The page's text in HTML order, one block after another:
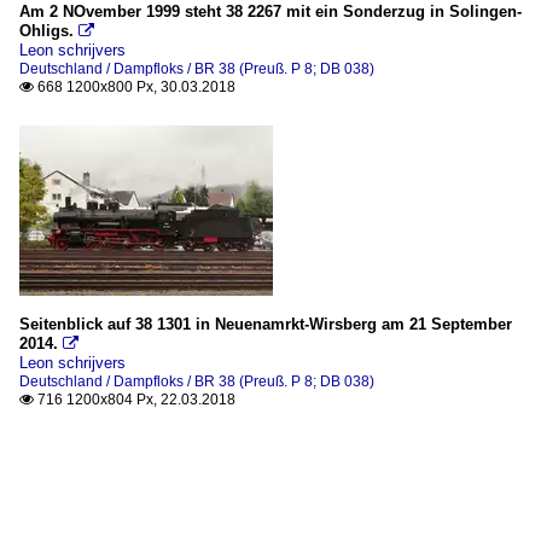
Am 2 NOvember 1999 steht 38 2267 mit ein Sonderzug in Solingen-
Ohligs. 
Leon schrijvers
Deutschland / Dampfloks / BR 38 (Preuß. P 8; DB 038)
 668 1200x800 Px, 30.03.2018
Seitenblick auf 38 1301 in Neuenamrkt-Wirsberg am 21 September
2014. 
Leon schrijvers
Deutschland / Dampfloks / BR 38 (Preuß. P 8; DB 038)
 716 1200x804 Px, 22.03.2018